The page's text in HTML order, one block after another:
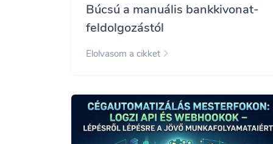
Búcsú a manuális bankkivonat-
feldolgozástól
Elolvasom a cikket